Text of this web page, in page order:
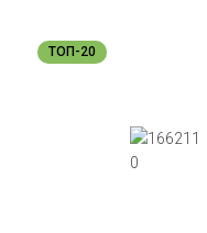
ТОП-20